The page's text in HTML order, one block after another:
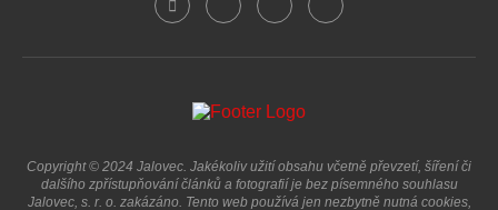
Copyright © 2024 Jalovec. Jakékoliv užití obsahu včetně převzetí, šíření či
dalšího zpřístupňování článků a fotografií je bez písemného souhlasu
Jalovec, s. r. o. zakázáno. Tento web používá jen nezbytně nutná cookies,